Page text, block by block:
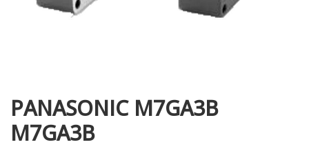
PANASONIC M7GA3B
M7GA3B